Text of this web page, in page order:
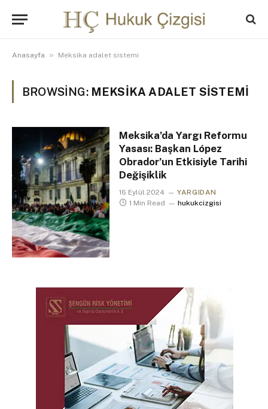
Anasayfa » Meksika adalet sistemi
BROWSING: MEKSIKA ADALET SISTEMI
Meksika’da Yargı Reformu
Yasası: Başkan López
Obrador’un Etkisiyle Tarihi
Değişiklik
16 Eylül 2024
YARGIDAN
1 Min Read
hukukcizgisi